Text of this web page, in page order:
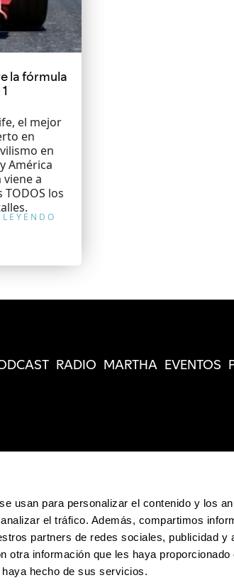
usan para personalizar el contenido y los
el tráfico. Además, compartimos
partners de redes sociales, publicidad y
otra información que les haya proporcionado
hecho de sus servicios.
la fórmula
1
el mejor
en
en
América
viene a
los
RADIO MARTHA EVENTOS